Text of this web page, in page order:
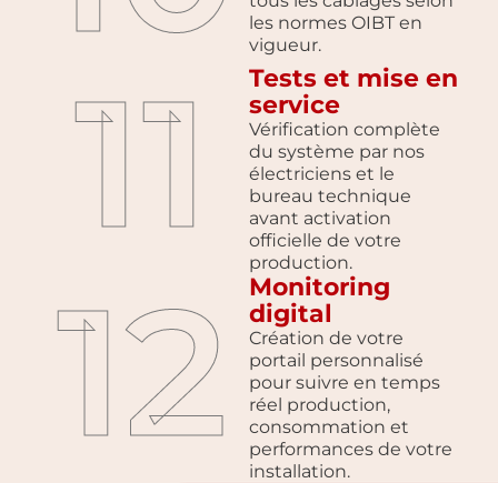
les normes OIBT en
vigueur.
11
Tests et mise en
service
Vérification complète
du système par nos
électriciens et le
bureau technique
avant activation
officielle de votre
production.
12
Monitoring
digital
Création de votre
portail personnalisé
pour suivre en temps
réel production,
consommation et
performances de votre
installation.